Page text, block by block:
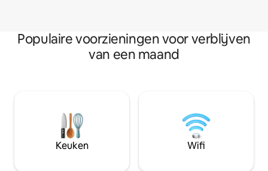
Populaire voorzieningen voor verblijven
van een maand
Keuken Wifi